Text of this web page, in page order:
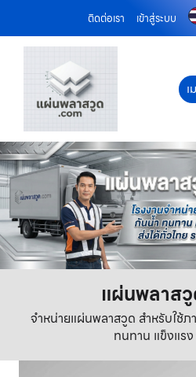
ติดต่อเรา เข้าสู่ระบบ
แผ่นพลาส
จำหน่ายแผ่นพลาสวูด สำหรับใช้ภ
ทนทาน แข็งแร